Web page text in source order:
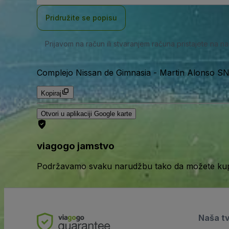
Pridružite se popisu
Prijavom na račun ili stvaranjem računa pristajete na
Complejo Nissan de Gimnasia - Martin Alonso
Kopiraj
Otvori u aplikaciji Google karte
viagogo jamstvo
Podržavamo svaku narudžbu tako da možete
Naša